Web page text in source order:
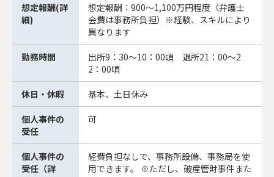
想定報酬(詳
細)
想定報酬：900～1,100万円程度（弁護士
会費は事務所負担）※経験、スキルにより
異なります
勤務時間
出所9：30～10：00頃 退所21：00～2
2：00頃
休日・休暇 基本、土日休み
個人事件の
受任
可
個人事件の
受任（詳
経費負担なしで、事務所設備、事務局を使
用できます。 ※ただし、破産管財事件また